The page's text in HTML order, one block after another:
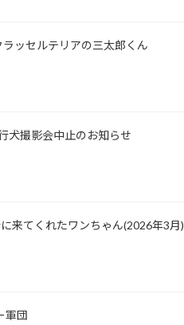
ッセルテリアの三太郎くん
犬撮影会中止のお知らせ
来てくれたワンちゃん(2026年3月)
軍団